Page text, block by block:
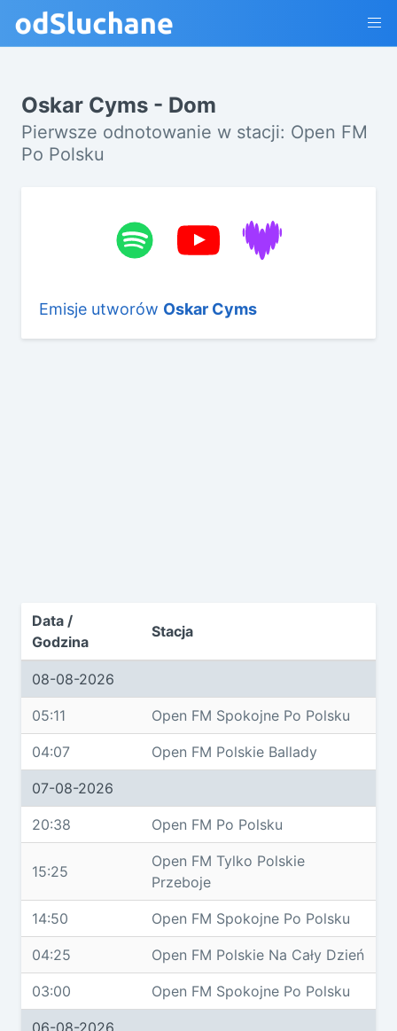
Oskar Cyms - Dom
Pierwsze odnotowanie w stacji: Open FM
Po Polsku
Emisje utworów Oskar Cyms
Data /
Godzina
Stacja
08-08-2026
05:11 Open FM Spokojne Po Polsku
04:07 Open FM Polskie Ballady
07-08-2026
20:38 Open FM Po Polsku
15:25
Open FM Tylko Polskie
Przeboje
14:50 Open FM Spokojne Po Polsku
04:25 Open FM Polskie Na Cały Dzień
03:00 Open FM Spokojne Po Polsku
06-08-2026